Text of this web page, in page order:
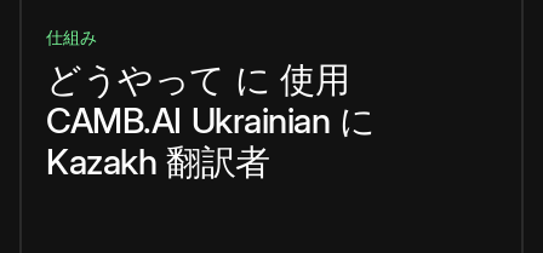
仕組み
どうやって に 使用
CAMB.AI Ukrainian に
Kazakh 翻訳者